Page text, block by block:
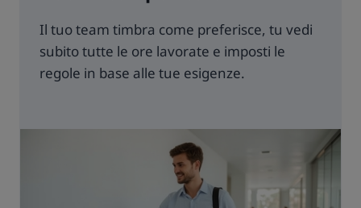
Il tuo team timbra come preferisce, tu vedi
subito tutte le ore lavorate e imposti le
regole in base alle tue esigenze.